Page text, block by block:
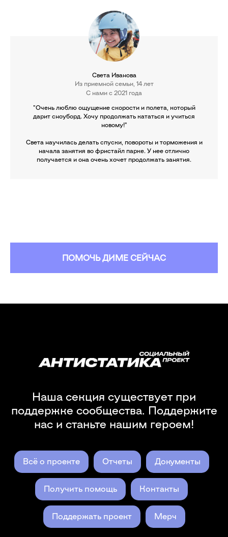
Света Иванова
Из приемной семьи, 14 лет
С нами с 2021 года
"Очень люблю ощущение скорости и полета, который
дарит сноуборд. Хочу продолжать кататься и учиться
новому!"
Света научилась делать спуски, повороты и торможения и
начала занятия во фристайл парке. У нее отлично
получается и она очень хочет продолжать занятия.
ПОМОЧЬ ДИМЕ СЕЙЧАС
Наша секция существует при
поддержке сообщества. Поддержите
нас и станьте нашим героем!
Всё о проекте Отчеты Документы
Получить помощь Контакты
Поддержать проект Мерч